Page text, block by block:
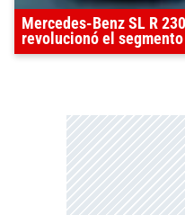
Mercedes-Benz SL R
revolucionó el segmento